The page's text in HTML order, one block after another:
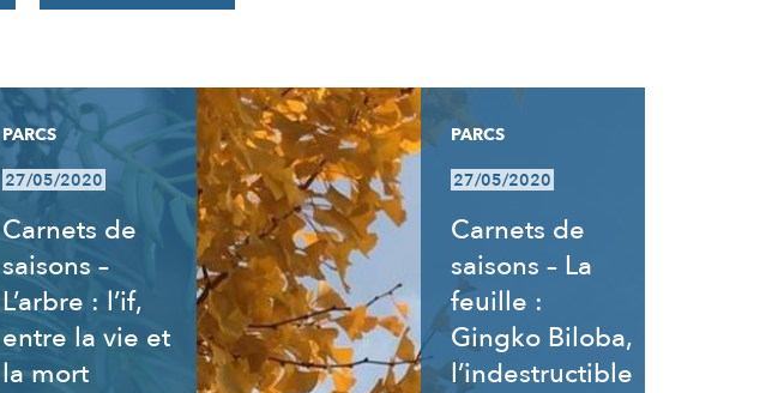
PARCS
27/05/2020
Carnets de
saisons –
L’arbre : l’if,
entre la vie et
la mort
PARCS
27/05/2020
Carnets de
saisons – La
feuille :
Gingko Biloba,
l’indestructible